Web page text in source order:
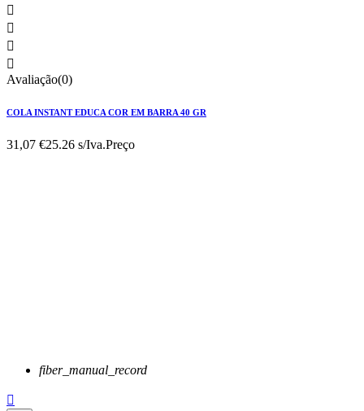




Avaliação(0)
COLA INSTANT EDUCA COR EM BARRA 40 GR
31,07 €25.26 s/Iva.Preço
fiber_manual_record
